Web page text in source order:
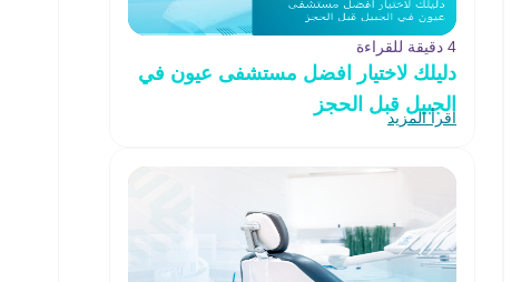
4 دقيقة للقراءة
دليلك لاختيار افضل مستشفى عيون في
الجبيل قبل الحجز
اقرأ المزيد